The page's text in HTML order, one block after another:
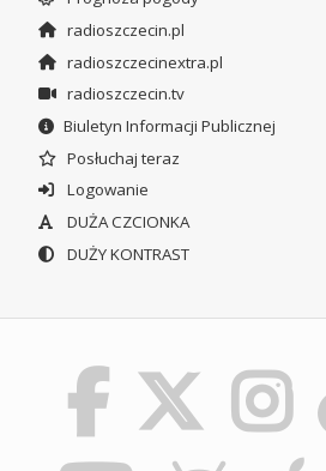
radioszczecin.pl
radioszczecinextra.pl
radioszczecin.tv
Biuletyn Informacji Publicznej
Posłuchaj teraz
Logowanie
DUŻA CZCIONKA
DUŻY KONTRAST